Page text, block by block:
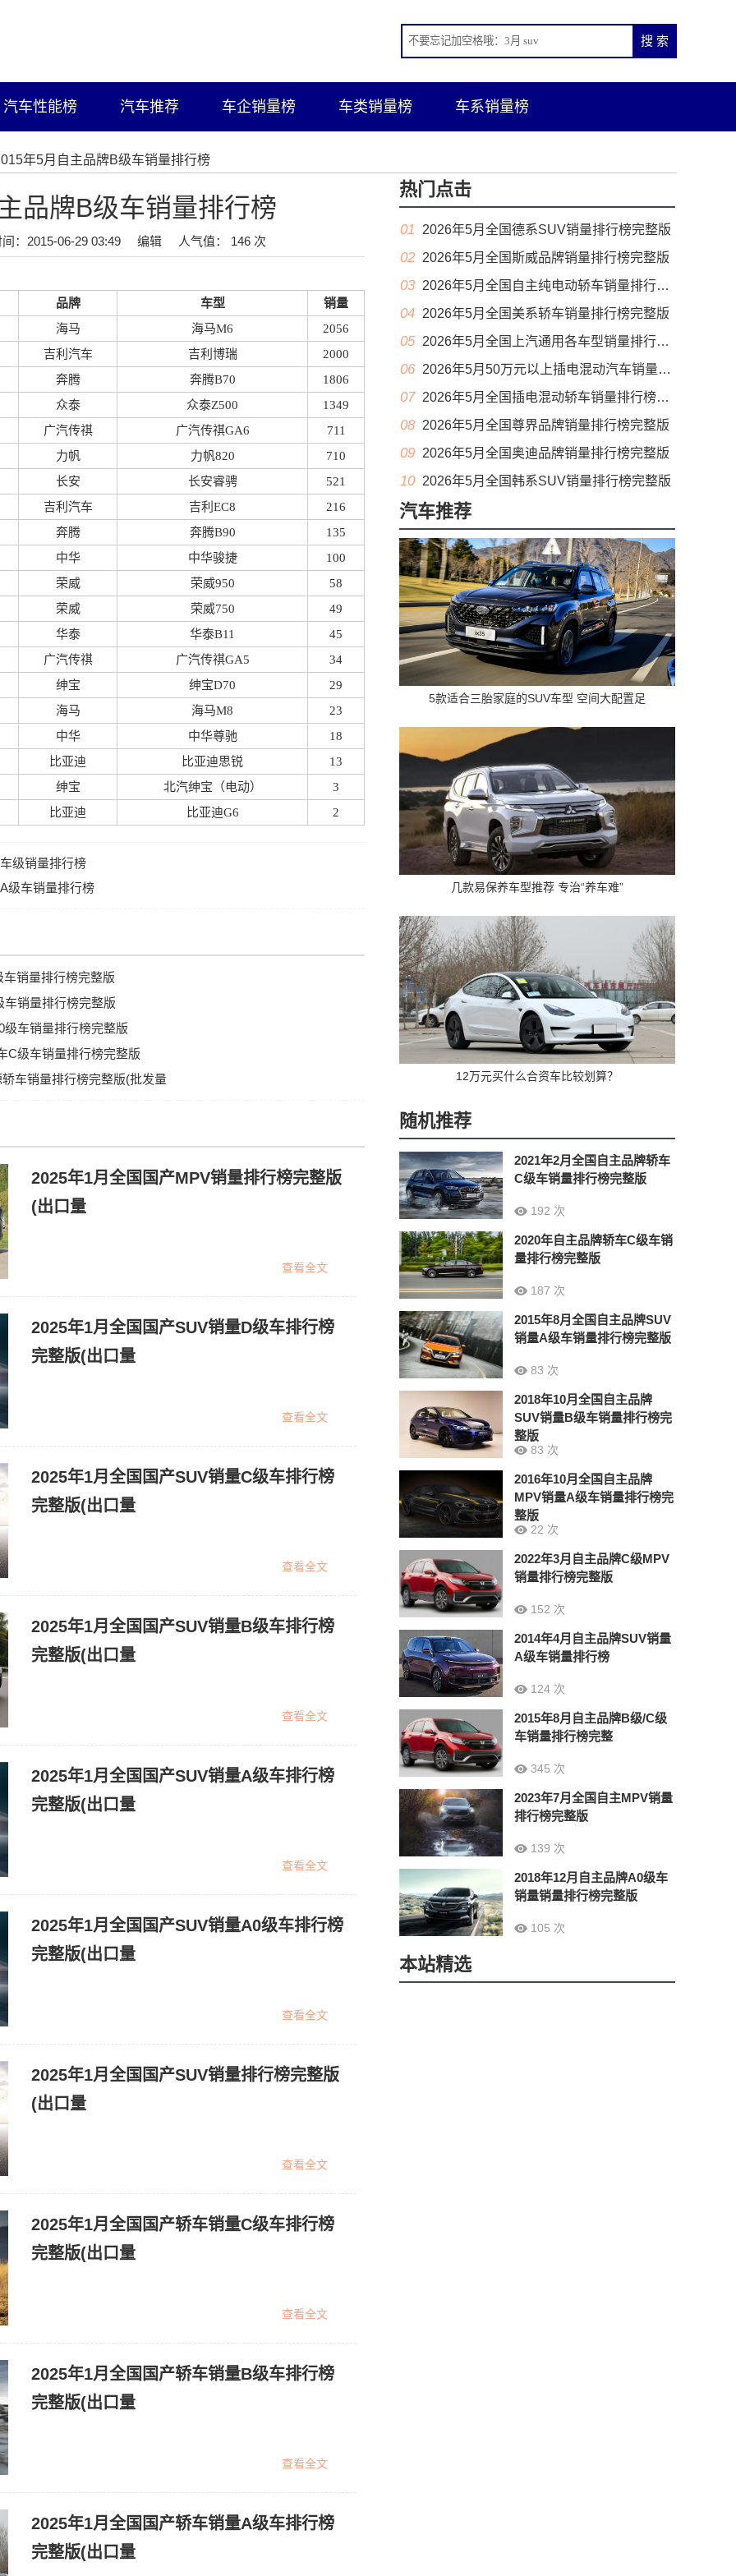
汽车性能榜 汽车推荐 车企销量榜 车类销量榜 车系销量榜
年5月自主品牌B级车销量排行榜
品牌B级车销量排行榜
：2015-06-29 03:49 编辑 人气值： 146 次
品牌 车型
销量
海马
海马M6
2056
吉利汽车
吉利博瑞
2000
奔腾
奔腾B70
1806
众泰
众泰Z500
1349
广汽传祺
广汽传祺GA6
711
力帆
力帆820
710
长安
长安睿骋
521
吉利汽车
吉利EC8
216
奔腾
奔腾B90
135
中华
中华骏捷
100
荣威
荣威950
58
荣威
荣威750
49
华泰
华泰B11
45
广汽传祺
广汽传祺GA5
34
绅宝
绅宝D70
29
海马
海马M8
23
中华
中华尊驰
18
比亚迪
比亚迪思锐
13
绅宝
北汽绅宝（电动）
3
比亚迪
比亚迪G6 2
级销量排行榜
级车销量排行榜
销量排行榜完整版
车销量排行榜完整版
级车销量排行榜完整版
C级车销量排行榜完整版
车销量排行榜完整版(批发量
2025年1月全国国产MPV销量排行榜完整版
(出口量
查看全文
2025年1月全国国产SUV销量D级车排行榜
完整版(出口量
查看全文
2025年1月全国国产SUV销量C级车排行榜
完整版(出口量
查看全文
2025年1月全国国产SUV销量B级车排行榜
完整版(出口量
查看全文
2025年1月全国国产SUV销量A级车排行榜
完整版(出口量
查看全文
2025年1月全国国产SUV销量A0级车排行榜
完整版(出口量
查看全文
2025年1月全国国产SUV销量排行榜完整版
(出口量
查看全文
2025年1月全国国产轿车销量C级车排行榜
完整版(出口量
查看全文
2025年1月全国国产轿车销量B级车排行榜
完整版(出口量
查看全文
2025年1月全国国产轿车销量A级车排行榜
完整版(出口量
热门点击
01 2026年5月全国德系SUV销量排行榜完整版
02 2026年5月全国斯威品牌销量排行榜完整版
03 2026年5月全国自主纯电动轿车销量排行榜完整版(出口量
04 2026年5月全国美系轿车销量排行榜完整版
05 2026年5月全国上汽通用各车型销量排行榜完整版
06 2026年5月50万元以上插电混动汽车销量排行榜（零售量）
07 2026年5月全国插电混动轿车销量排行榜完整版(出口量
08 2026年5月全国尊界品牌销量排行榜完整版
09 2026年5月全国奥迪品牌销量排行榜完整版
10 2026年5月全国韩系SUV销量排行榜完整版
汽车推荐
5款适合三胎家庭的SUV车型 空间大配置足
几款易保养车型推荐 专治“养车难”
12万元买什么合资车比较划算？
随机推荐
2021年2月全国自主品牌轿车
C级车销量排行榜完整版
192 次
2020年自主品牌轿车C级车销
量排行榜完整版
187 次
2015年8月全国自主品牌SUV
销量A级车销量排行榜完整版
83 次
2018年10月全国自主品牌
SUV销量B级车销量排行榜完
整版
83 次
2016年10月全国自主品牌
MPV销量A级车销量排行榜完
整版
22 次
2022年3月自主品牌C级MPV
销量排行榜完整版
152 次
2014年4月自主品牌SUV销量
A级车销量排行榜
124 次
2015年8月自主品牌B级/C级
车销量排行榜完整
345 次
2023年7月全国自主MPV销量
排行榜完整版
139 次
2018年12月自主品牌A0级车
销量销量排行榜完整版
105 次
本站精选